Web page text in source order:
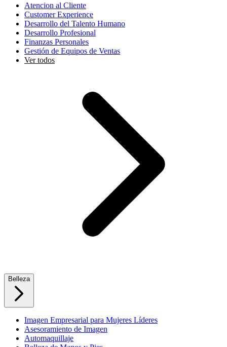
Atencion al Cliente
Customer Experience
Desarrollo del Talento Humano
Desarrollo Profesional
Finanzas Personales
Gestión de Equipos de Ventas
Ver todos
Belleza
Imagen Empresarial para Mujeres Líderes
Asesoramiento de Imagen
Automaquillaje